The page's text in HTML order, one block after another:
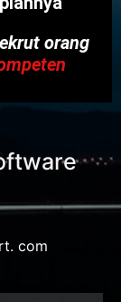
orang
com